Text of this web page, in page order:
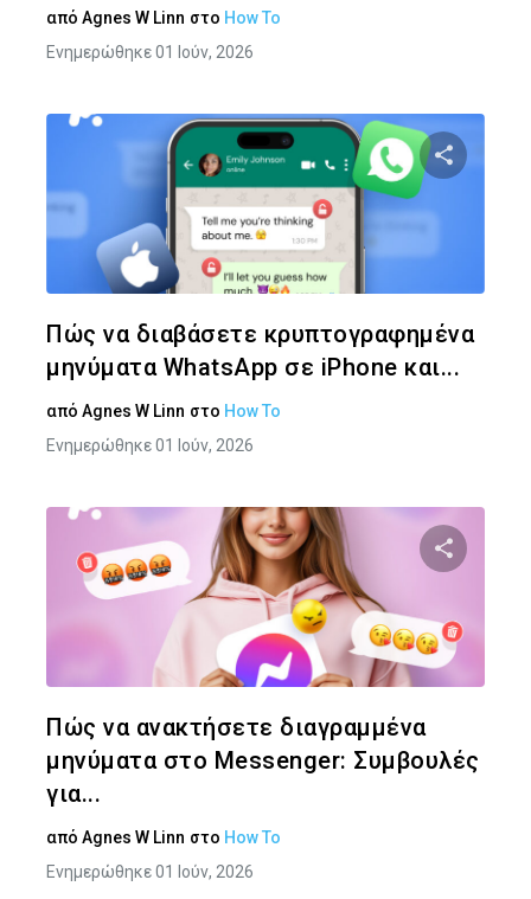
από Agnes W Linn στο How To
Ενημερώθηκε 01 Ιούν, 2026
Πώς να διαβάσετε κρυπτογραφημένα
μηνύματα WhatsApp σε iPhone και...
από Agnes W Linn στο How To
Ενημερώθηκε 01 Ιούν, 2026
Πώς να ανακτήσετε διαγραμμένα
μηνύματα στο Messenger: Συμβουλές
για...
από Agnes W Linn στο How To
Ενημερώθηκε 01 Ιούν, 2026